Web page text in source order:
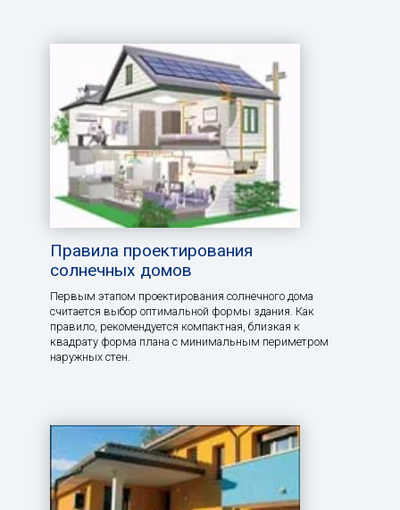
Правила проектирования
солнечных домов
Первым этапом проектирования солнечного дома
считается выбор оптимальной формы здания. Как
правило, рекомендуется компактная, близкая к
квадрату форма плана с минимальным периметром
наружных стен.